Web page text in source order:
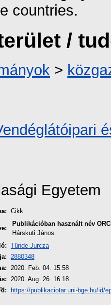
countries.
/
>
Egyetem
Cikk
Publikációban használt név
Hárskuti János
Tünde Jurcza
2880348
2020. Feb. 04. 15:58
2020. Aug. 26. 16:18
https://publikaciotar.uni-bge.hu/id/